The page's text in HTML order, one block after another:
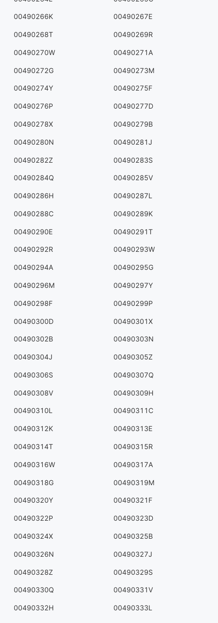
00490266K 00490267E
00490268T 00490269R
00490270W 00490271A
00490272G 00490273M
00490274Y 00490275F
00490276P 00490277D
00490278X 00490279B
00490280N 00490281J
00490282Z 00490283S
00490284Q 00490285V
00490286H 00490287L
00490288C 00490289K
00490290E 00490291T
00490292R 00490293W
00490294A 00490295G
00490296M 00490297Y
00490298F 00490299P
00490300D 00490301X
00490302B 00490303N
00490304J 00490305Z
00490306S 00490307Q
00490308V 00490309H
00490310L 00490311C
00490312K 00490313E
00490314T 00490315R
00490316W 00490317A
00490318G 00490319M
00490320Y 00490321F
00490322P 00490323D
00490324X 00490325B
00490326N 00490327J
00490328Z 00490329S
00490330Q 00490331V
00490332H 00490333L